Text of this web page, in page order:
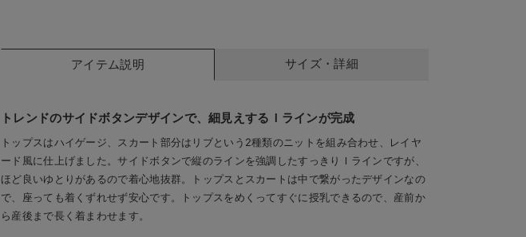
アイテム説明 サイズ・詳細
トレンドのサイドボタンデザインで、細見えするＩラインが完成
トップスはハイゲージ、スカート部分はリブという2種類のニットを組み合わせ、レイヤ
ード風に仕上げました。サイドボタンで縦のラインを強調したすっきりＩラインですが、
ほど良いゆとりがあるので着心地抜群。トップスとスカートは中で繋がったデザインなの
で、座っても着くずれせず安心です。トップスをめくってすぐに授乳できるので、産前か
ら産後まで長く着まわせます。